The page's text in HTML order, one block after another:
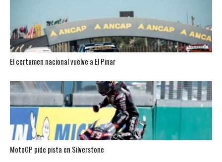
El certamen nacional vuelve a El Pinar
MotoGP pide pista en Silverstone